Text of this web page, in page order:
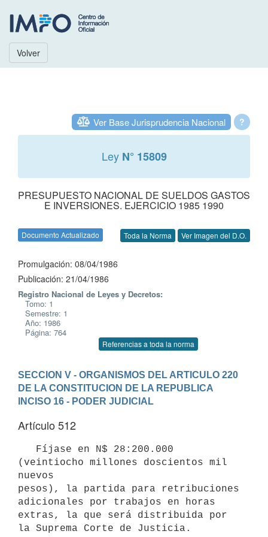
Volver
?
Ver Base Jurisprudencia Nacional
Ley N° 15809
PRESUPUESTO NACIONAL DE SUELDOS GASTOS
E INVERSIONES. EJERCICIO 1985 1990
Documento Actualizado Toda la Norma Ver Imagen del D.O.
Promulgación: 08/04/1986
Publicación: 21/04/1986
Registro Nacional de Leyes y Decretos:
Tomo: 1
Semestre: 1
Año: 1986
Página: 764
Referencias a toda la norma
SECCION V - ORGANISMOS DEL ARTICULO 220
DE LA CONSTITUCION DE LA REPUBLICA
INCISO 16 - PODER JUDICIAL
Artículo 512
(veintiocho millones doscientos mil
nuevos
pesos), la partida para retribuciones
adicionales por trabajos en horas
extras, la que será distribuida por